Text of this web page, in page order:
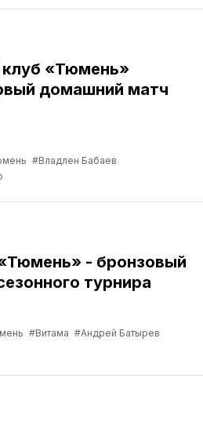
«Тюмень»
домашний матч
#Владлен Бабаев
- бронзовый
турнира
#Витама #Андрей Батырев